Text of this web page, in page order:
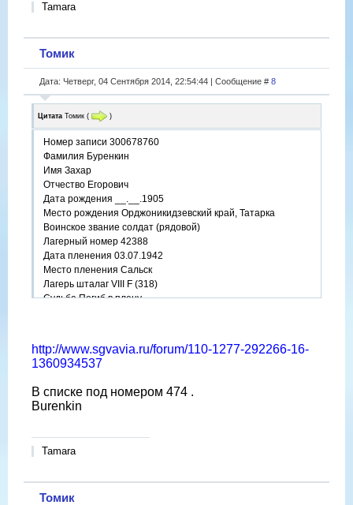
Tamara
Томик
Дата: Четверг, 04 Сентября 2014, 22:54:44 | Сообщение # 8
Цитата Томик ( )
Номер записи 300678760
Фамилия Буренкин
Имя Захар
Отчество Егорович
Дата рождения __.__.1905
Место рождения Орджоникидзевский край, Татарка
Воинское звание солдат (рядовой)
Лагерный номер 42388
Дата пленения 03.07.1942
Место пленения Сальск
Лагерь шталаг VIII F (318)
Судьба Погиб в плену
http://www.sgvavia.ru/forum/110-1277-292266-16-
1360934537
В списке под номером 474 .
Burenkin
Tamara
Томик